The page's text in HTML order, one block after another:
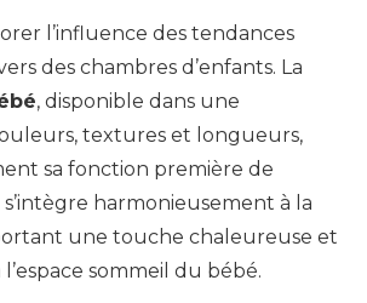
l’influence des tendances
des chambres d’enfants. La
, disponible dans une
textures et longueurs,
sa fonction première de
harmonieusement à la
une touche chaleureuse et
sommeil du bébé.